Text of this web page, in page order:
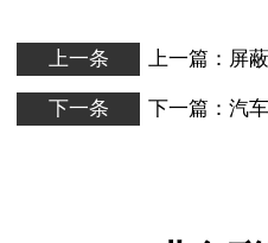
上一条 上一篇： 屏
下一条 下一篇：汽